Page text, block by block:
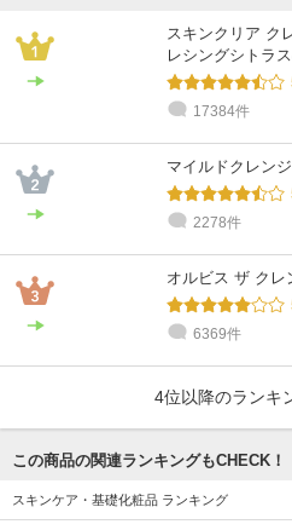
@cosme STORE スタッフ
@cosme STORE スタッフ
@cosme STORE スタッフ
スキンクリア ク
レシングシトラ
17384件
マイルドクレン
2278件
オルビス ザ クレ
6369件
4位以降のランキ
この商品の関連ランキングもCHECK！
スキンケア・基礎化粧品 ランキング